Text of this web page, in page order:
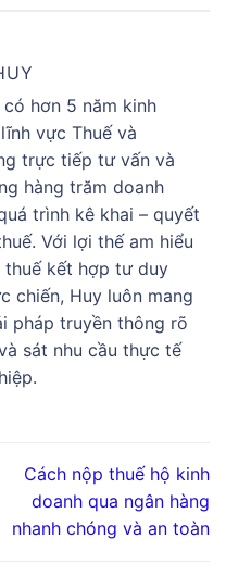
hơn 5 năm kinh
vực Thuế và
trực tiếp tư vấn và
hàng trăm doanh
trình kê khai – quyết
Với lợi thế am hiểu
thuế kết hợp tư duy
chiến, Huy luôn mang
pháp truyền thông rõ
sát nhu cầu thực tế
Cách nộp thuế hộ kinh
doanh qua ngân hàng
nhanh chóng và an toàn